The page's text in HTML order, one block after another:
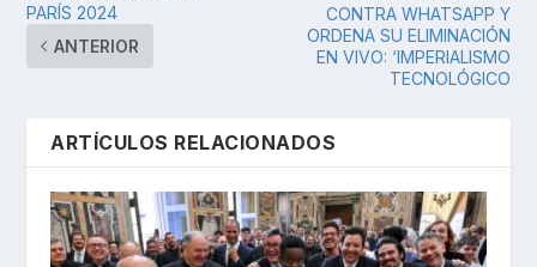
PARÍS 2024
ANTERIOR
CONTRA WHATSAPP Y
ORDENA SU ELIMINACIÓN
EN VIVO: ‘IMPERIALISMO
TECNOLÓGICO
ARTÍCULOS RELACIONADOS